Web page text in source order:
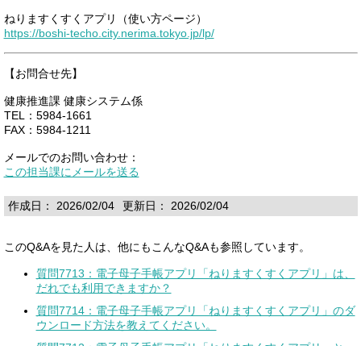
ねりますくすくアプリ（使い方ページ）
https://boshi-techo.city.nerima.tokyo.jp/lp/
【お問合せ先】
健康推進課 健康システム係
TEL：5984-1661
FAX：5984-1211
メールでのお問い合わせ：
この担当課にメールを送る
作成日： 2026/02/04 更新日： 2026/02/04
このQ&Aを見た人は、他にもこんなQ&Aも参照しています。
質問7713：電子母子手帳アプリ「ねりますくすくアプリ」は、
だれでも利用できますか？
質問7714：電子母子手帳アプリ「ねりますくすくアプリ」のダ
ウンロード方法を教えてください。